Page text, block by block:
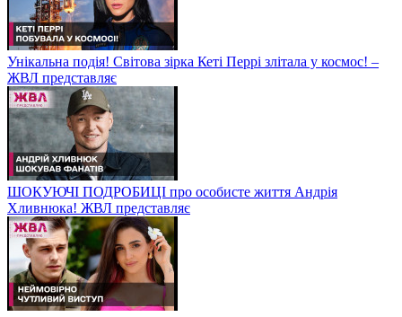
Унікальна подія! Світова зірка Кеті Перрі злітала у космос! –
ЖВЛ представляє
ШОКУЮЧІ ПОДРОБИЦІ про особисте життя Андрія
Хливнюка! ЖВЛ представляє